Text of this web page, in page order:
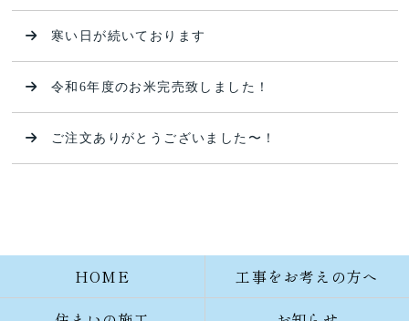
寒い日が続いております
令和6年度のお米完売致しました！
ご注文ありがとうございました〜！
HOME
工事をお考えの方へ